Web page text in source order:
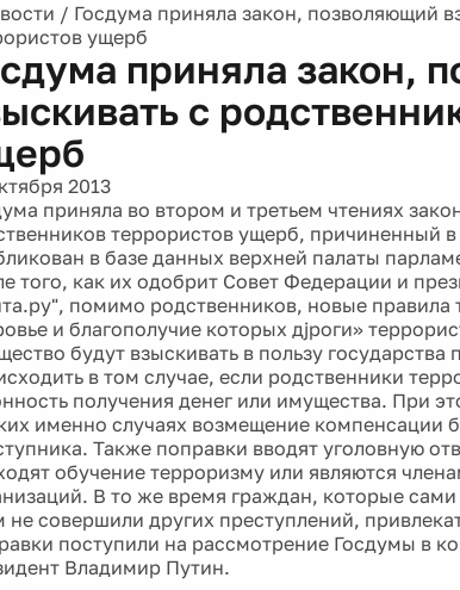
/ Госдума приняла закон, позволяющий
ущерб
приняла закон,
с
2013
приняла во втором и третьем чтениях
террористов ущерб, причиненный в
в базе данных верхней палаты
того, как их одобрит Совет Федерации и
помимо родственников, новые правила
и благополучие которых дjроги»
будут взыскивать в пользу
в том случае, если родственники
получения денег или имущества. При
именно случаях возмещение компенсации
Также поправки вводят уголовную
обучение терроризму или являются
В то же время граждан, которые
не совершили других преступлений,
поступили на рассмотрение Госдумы в
Владимир Путин.